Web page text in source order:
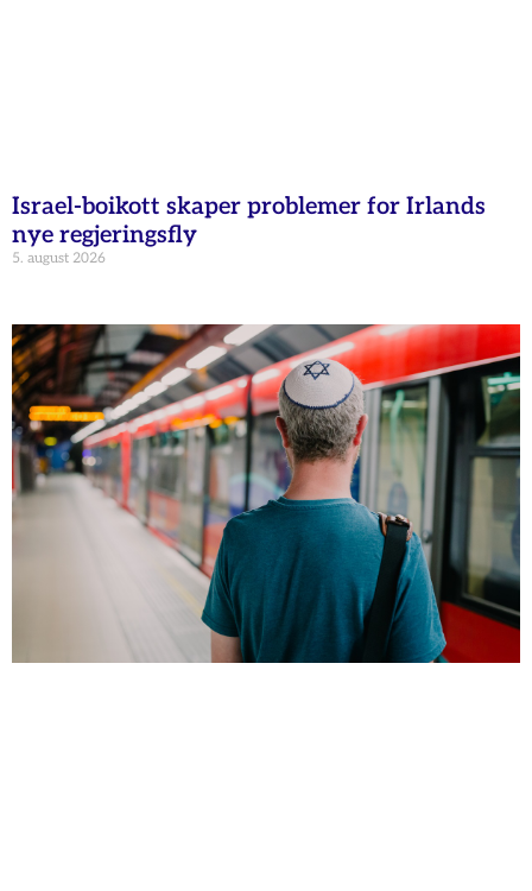
Israel-boikott skaper problemer for Irlands
nye regjeringsfly
5. august 2026